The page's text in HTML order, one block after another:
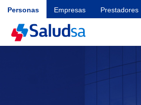
Personas Empresas Prestadores